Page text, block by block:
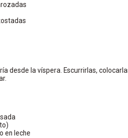
desde la víspera. Escurrirlas,
en leche